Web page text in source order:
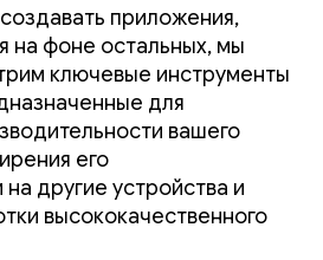
приложения,
на фоне остальных, мы
ключевые инструменты
для
вашего
его
другие устройства и
высококачественного